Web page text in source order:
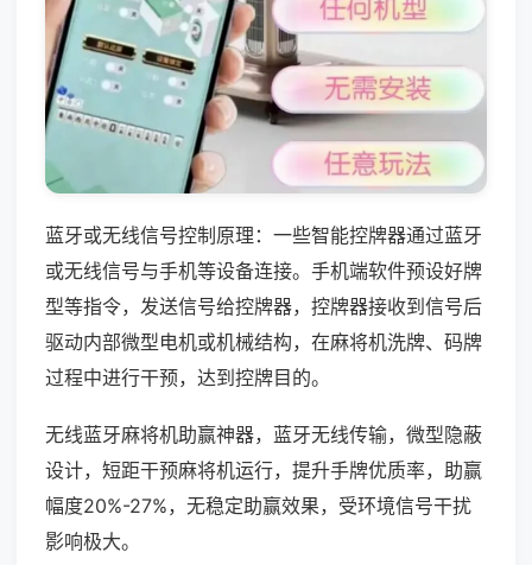
蓝牙或无线信号控制原理：一些智能控牌器通过蓝牙
或无线信号与手机等设备连接。手机端软件预设好牌
型等指令，发送信号给控牌器，控牌器接收到信号后
驱动内部微型电机或机械结构，在麻将机洗牌、码牌
过程中进行干预，达到控牌目的。
无线蓝牙麻将机助赢神器，蓝牙无线传输，微型隐蔽
设计，短距干预麻将机运行，提升手牌优质率，助赢
幅度20%-27%，无稳定助赢效果，受环境信号干扰
影响极大。